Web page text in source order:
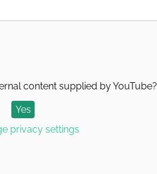
content supplied byYouTube?
Yes
privacy settings